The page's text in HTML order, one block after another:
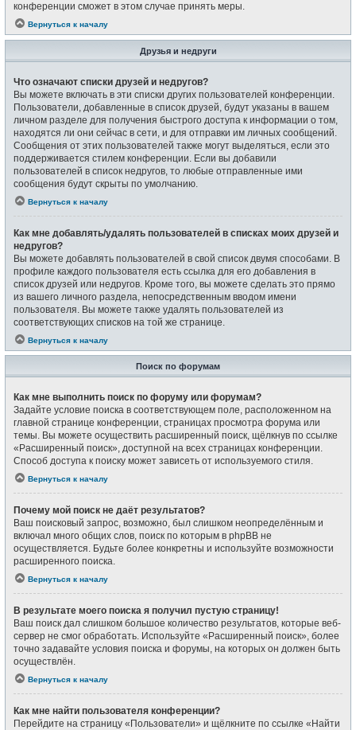
конференции сможет в этом случае принять меры.
Вернуться к началу
Друзья и недруги
Что означают списки друзей и недругов?
Вы можете включать в эти списки других пользователей конференции.
Пользователи, добавленные в список друзей, будут указаны в вашем
личном разделе для получения быстрого доступа к информации о том,
находятся ли они сейчас в сети, и для отправки им личных сообщений.
Сообщения от этих пользователей также могут выделяться, если это
поддерживается стилем конференции. Если вы добавили
пользователей в список недругов, то любые отправленные ими
сообщения будут скрыты по умолчанию.
Вернуться к началу
Как мне добавлять/удалять пользователей в списках моих друзей и
недругов?
Вы можете добавлять пользователей в свой список двумя способами. В
профиле каждого пользователя есть ссылка для его добавления в
список друзей или недругов. Кроме того, вы можете сделать это прямо
из вашего личного раздела, непосредственным вводом имени
пользователя. Вы можете также удалять пользователей из
соответствующих списков на той же странице.
Вернуться к началу
Поиск по форумам
Как мне выполнить поиск по форуму или форумам?
Задайте условие поиска в соответствующем поле, расположенном на
главной странице конференции, страницах просмотра форума или
темы. Вы можете осуществить расширенный поиск, щёлкнув по ссылке
«Расширенный поиск», доступной на всех страницах конференции.
Способ доступа к поиску может зависеть от используемого стиля.
Вернуться к началу
Почему мой поиск не даёт результатов?
Ваш поисковый запрос, возможно, был слишком неопределённым и
включал много общих слов, поиск по которым в phpBB не
осуществляется. Будьте более конкретны и используйте возможности
расширенного поиска.
Вернуться к началу
В результате моего поиска я получил пустую страницу!
Ваш поиск дал слишком большое количество результатов, которые веб-
сервер не смог обработать. Используйте «Расширенный поиск», более
точно задавайте условия поиска и форумы, на которых он должен быть
осуществлён.
Вернуться к началу
Как мне найти пользователя конференции?
Перейдите на страницу «Пользователи» и щёлкните по ссылке «Найти